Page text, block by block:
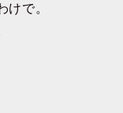
けで。